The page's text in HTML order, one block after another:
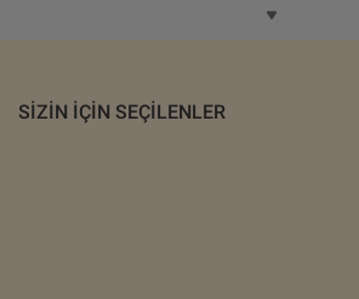
SIZIN IÇIN SEÇILENLER